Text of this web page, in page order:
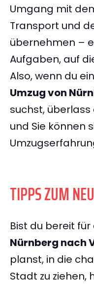
Umgang mit
Transport und
übernehmen –
Aufgaben, auf
Also, wenn du
Umzug von
suchst,
und Sie können
TIPPS ZUM
Bist du bereit
Nürnberg nach
planst, in die
Stadt zu ziehen,